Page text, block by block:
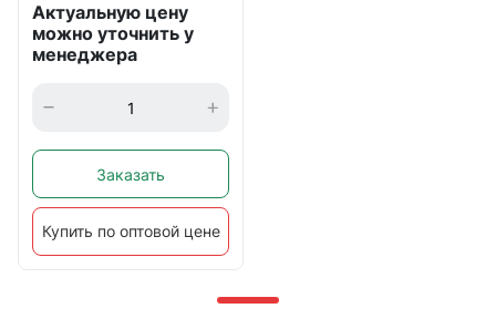
Актуальную цену
можно уточнить у
менеджера
Заказать
Купить по оптовой цене